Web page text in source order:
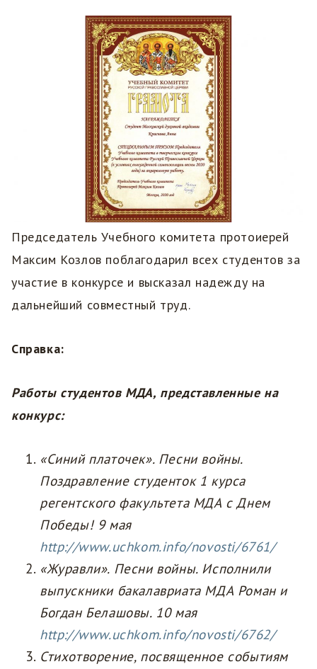
Председатель Учебного комитета протоиерей
Максим Козлов поблагодарил всех студентов за
участие в конкурсе и высказал надежду на
дальнейший совместный труд.
Справка:
Работы студентов МДА, представленные на
конкурс:
«Синий платочек». Песни войны.
Поздравление студенток 1 курса
регентского факультета МДА с Днем
Победы! 9 мая
http://www.uchkom.info/novosti/6761/
«Журавли». Песни войны. Исполнили
выпускники бакалавриата МДА Роман и
Богдан Белашовы. 10 мая
http://www.uchkom.info/novosti/6762/
Стихотворение, посвященное событиям